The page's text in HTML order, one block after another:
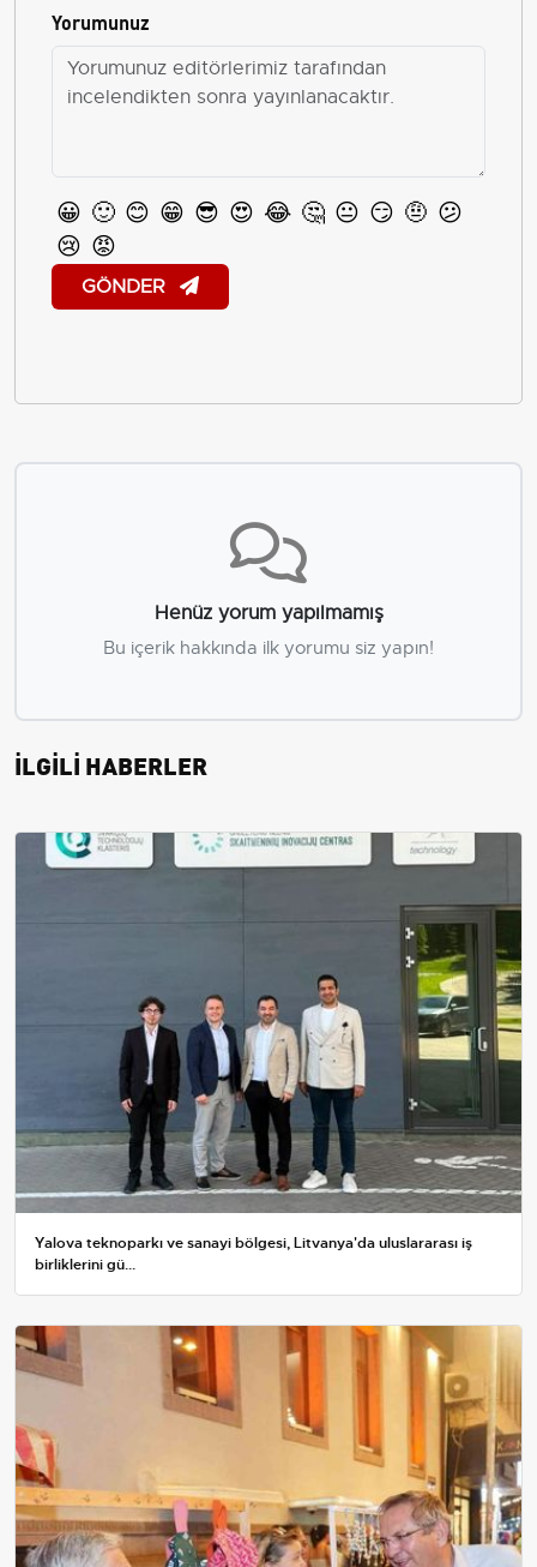
Yorumunuz
😀 🙂 😊 😁 😎 😍 😂 🤔 😐 😏 🤨 😕
😢 😡
GÖNDER
Henüz yorum yapılmamış
Bu içerik hakkında ilk yorumu siz yapın!
İLGİLİ HABERLER
Yalova teknoparkı ve sanayi bölgesi, Litvanya'da uluslararası iş
birliklerini gü...